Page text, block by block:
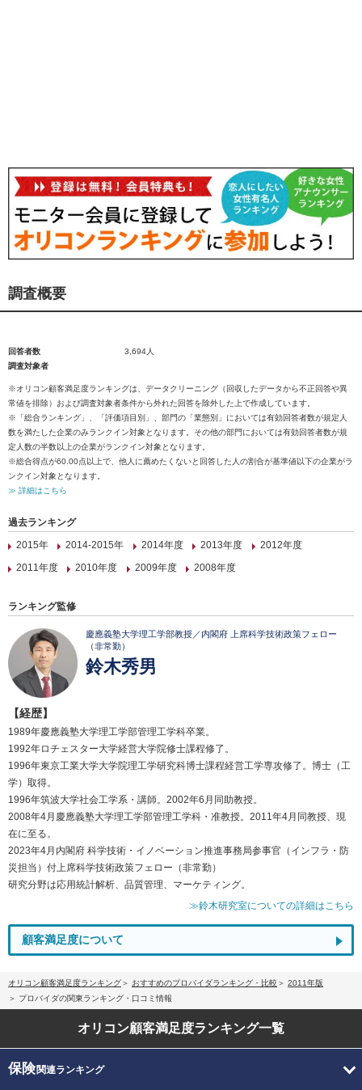
調査概要
回答者数
3,694人
調査対象者
※オリコン顧客満足度ランキングは、データクリーニング（回収したデータから不正回答や異
常値を排除）および調査対象者条件から外れた回答を除外した上で作成しています。
※「総合ランキング」、「評価項目別」、部門の「業態別」においては有効回答者数が規定人
数を満たした企業のみランクイン対象となります。その他の部門においては有効回答者数が規
定人数の半数以上の企業がランクイン対象となります。
※総合得点が60.00点以上で、他人に薦めたくないと回答した人の割合が基準値以下の企業がラ
ンクイン対象となります。
≫ 詳細はこちら
過去ランキング
2015年
2014-2015年 2014年度 2013年度
2012年度
2011年度
2010年度 2009年度 2008年度
ランキング監修
慶應義塾大学理工学部教授／内閣府 上席科学技術政策フェロー
（非常勤）
鈴木秀男
【経歴】
1989年慶應義塾大学理工学部管理工学科卒業。
1992年ロチェスター大学経営大学院修士課程修了。
1996年東京工業大学大学院理工学研究科博士課程経営工学専攻修了。博士（工
学）取得。
1996年筑波大学社会工学系・講師。2002年6月同助教授。
2008年4月慶應義塾大学理工学部管理工学科・准教授。2011年4月同教授、現
在に至る。
2023年4月内閣府 科学技術・イノベーション推進事務局参事官（インフラ・防
災担当）付上席科学技術政策フェロー（非常勤）
研究分野は応用統計解析、品質管理、マーケティング。
≫鈴木研究室についての詳細はこちら
顧客満足度について
オリコン顧客満足度ランキング おすすめのプロバイダランキング・比較
2011年版
プロバイダの関東ランキング・口コミ情報
オリコン顧客満足度ランキング一覧
保険関連ランキング